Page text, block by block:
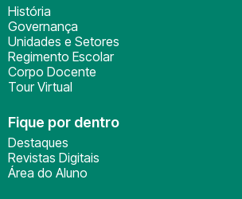
História
Governança
Unidades e Setores
Regimento Escolar
Corpo Docente
Tour Virtual
Fique por dentro
Destaques
Revistas Digitais
Área do Aluno